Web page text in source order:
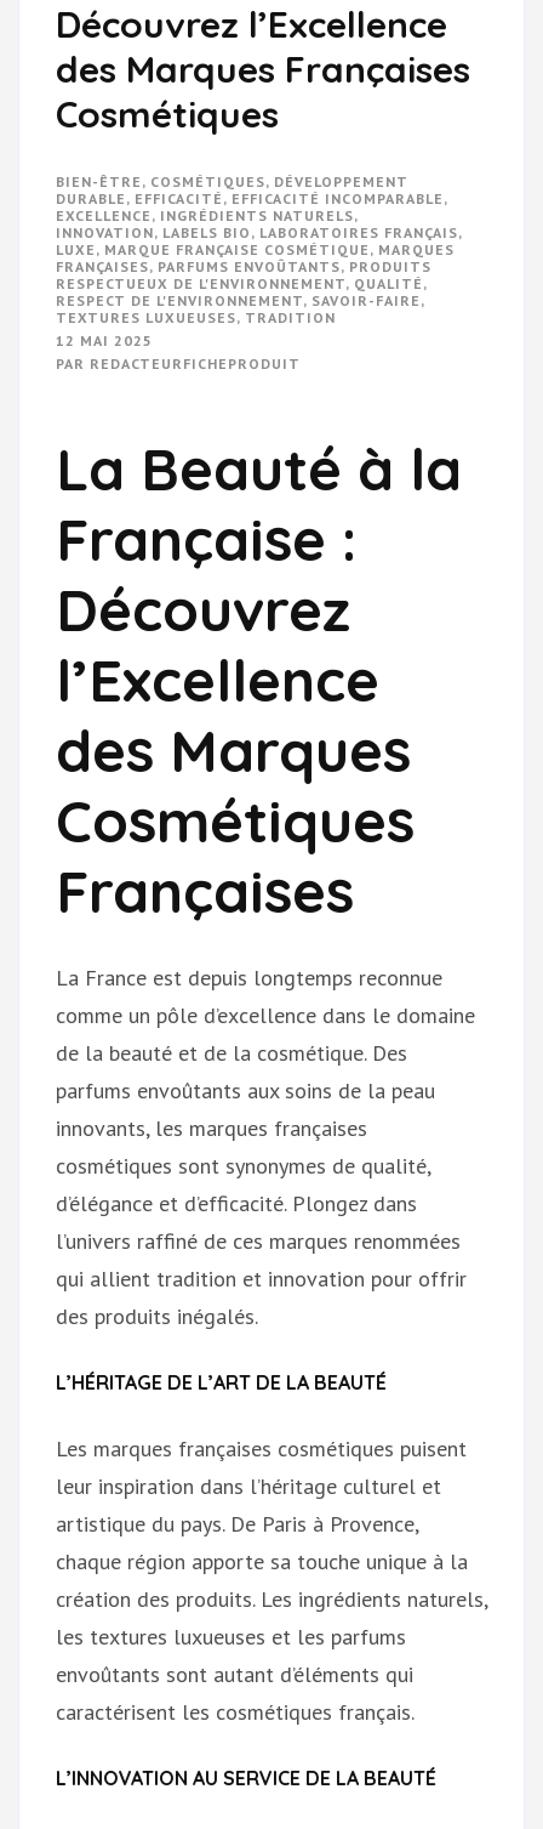
Découvrez l’Excellence
des Marques Françaises
Cosmétiques
BIEN-ÊTRE , COSMÉTIQUES, DÉVELOPPEMENT
DURABLE , EFFICACITÉ , EFFICACITÉ INCOMPARABLE ,
EXCELLENCE , INGRÉDIENTS NATURELS,
INNOVATION, LABELS BIO , LABORATOIRES FRANÇAIS,
LUXE , MARQUE FRANÇAISE COSMÉTIQUE , MARQUES
FRANÇAISES, PARFUMS ENVOÛTANTS, PRODUITS
RESPECTUEUX DE L'ENVIRONNEMENT, QUALITÉ ,
RESPECT DE L'ENVIRONNEMENT, SAVOIR-FAIRE ,
TEXTURES LUXUEUSES, TRADITION
12 MAI 2025
PAR REDACTEURFICHEPRODUIT
La Beauté à la
Française :
Découvrez
l’Excellence
des Marques
Cosmétiques
Françaises
La France est depuis longtemps reconnue
comme un pôle d’excellence dans le domaine
de la beauté et de la cosmétique. Des
parfums envoûtants aux soins de la peau
innovants, les marques françaises
cosmétiques sont synonymes de qualité,
d’élégance et d’efficacité. Plongez dans
l’univers raffiné de ces marques renommées
qui allient tradition et innovation pour offrir
des produits inégalés.
L’HÉRITAGE DE L’ART DE LA BEAUTÉ
Les marques françaises cosmétiques puisent
leur inspiration dans l’héritage culturel et
artistique du pays. De Paris à Provence,
chaque région apporte sa touche unique à la
création des produits. Les ingrédients naturels,
les textures luxueuses et les parfums
envoûtants sont autant d’éléments qui
caractérisent les cosmétiques français.
L’INNOVATION AU SERVICE DE LA BEAUTÉ